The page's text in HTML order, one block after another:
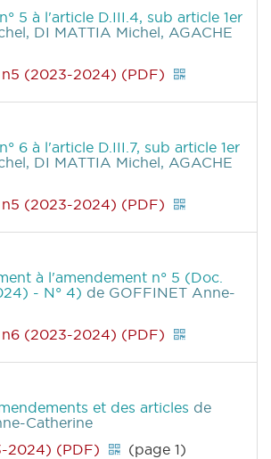
5 à l'article D.III.4, sub article 1er
DI MATTIA Michel, AGACHE
n5 (2023-2024) (PDF)
6 à l'article D.III.7, sub article 1er
DI MATTIA Michel, AGACHE
n5 (2023-2024) (PDF)
à l'amendement n° 5 (Doc.
- N° 4) de GOFFINET Anne-
n6 (2023-2024) (PDF)
et des articles de
Catherine
2024) (PDF)
(page 1)